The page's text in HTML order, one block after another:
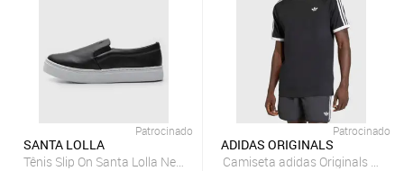
Patrocinado
SANTA LOLLA
Tênis Slip On Santa Lolla New Preto
Patrocinado
ADIDAS ORIGINALS
Camiseta adidas Originals 3